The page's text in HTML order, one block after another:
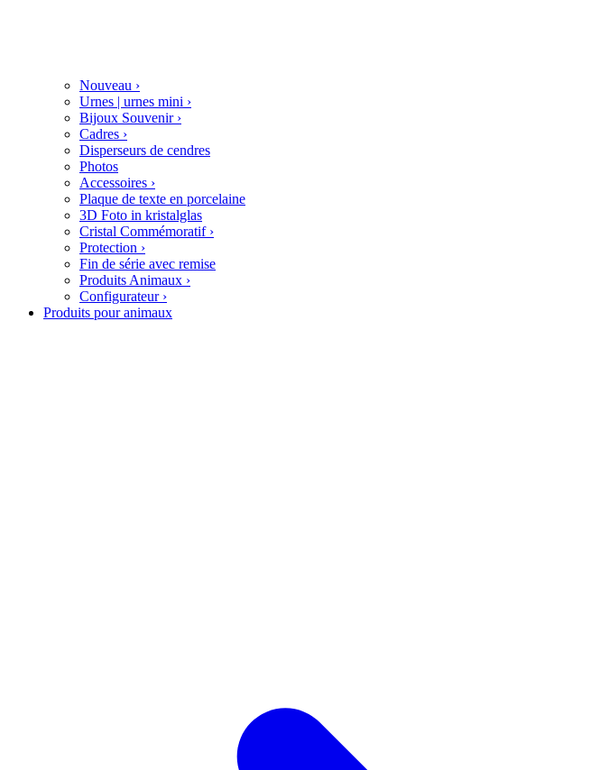
Nouveau ›
Urnes | urnes mini ›
Bijoux Souvenir ›
Cadres ›
Disperseurs de cendres
Photos
Accessoires ›
Plaque de texte en porcelaine
3D Foto in kristalglas
Cristal Commémoratif ›
Protection ›
Fin de série avec remise
Produits Animaux ›
Configurateur ›
Produits pour animaux